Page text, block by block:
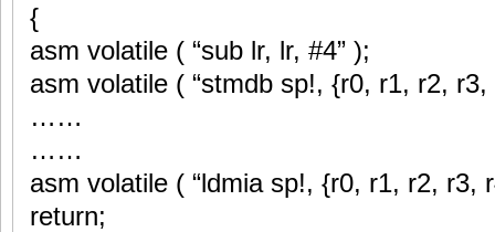
{
asm volatile ( “sub lr, lr, #4” );
asm volatile ( “stmdb sp!, {r0, r1, r2, r3,
……
……
asm volatile ( “ldmia sp!, {r0, r1, r2, r3,
return;